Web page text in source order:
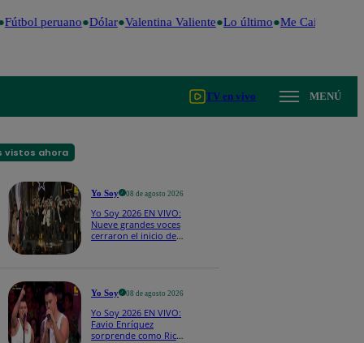
peruano Dólar Valentina Valiente Lo último Me Caigo de Risa
TV en vivo MENÚ
vistos ahora
Yo Soy 08 de agosto 2026
Yo Soy 2026 EN VIVO:
Nueve grandes voces
cerraron el inicio de
Yo Soy 08 de agosto 2026
Yo Soy 2026 EN VIVO:
Favio Enríquez
sorprende como Ricky